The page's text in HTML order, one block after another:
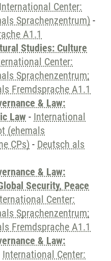
International Center:
Sprachenzentrum) -
A1.1
Studies: Culture
Center:
Sprachenzentrum;
Fremdsprache A1.1
& Law:
Law - International
(ehemals
CPs) - Deutsch als
& Law:
Security, Peace
Center:
Sprachenzentrum;
Fremdsprache A1.1
& Law:
International Center: